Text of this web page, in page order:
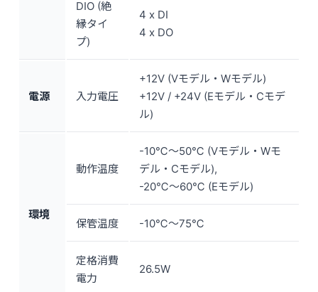
DIO (絶
縁タイ
プ)
4 x DI
4 x DO
電源 入力電圧
+12V (Vモデル・Wモデル)
+12V / +24V (Eモデル・Cモデ
ル)
環境
動作温度
-10℃～50℃ (Vモデル・Wモ
デル・Cモデル),
-20℃～60℃ (Eモデル)
保管温度 -10℃～75℃
定格消費
電力
26.5W